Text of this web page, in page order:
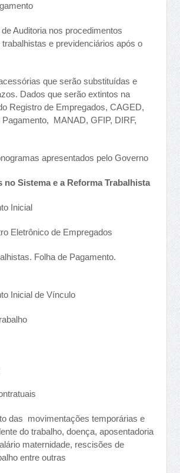
Auditoria nos procedimentos
e previdenciários após o
que serão substituídas e
Dados que serão extintos na
Registro de Empregados, CAGED,
Pagamento, MANAD, GFIP, DIRF,
apresentados pelo Governo
no Sistema e a Reforma Trabalhista
Inicial
Eletrônico de Empregados
Folha de Pagamento.
Inicial de Vínculo
das movimentações temporárias e
do trabalho, doença, aposentadoria
maternidade, rescisões de
entre outras